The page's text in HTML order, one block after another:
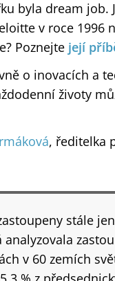
byla dream job.
v roce 1996
Poznejte její
o inovacích a
životy
, ředitelka
stále
analyzovala
v 60 zemích